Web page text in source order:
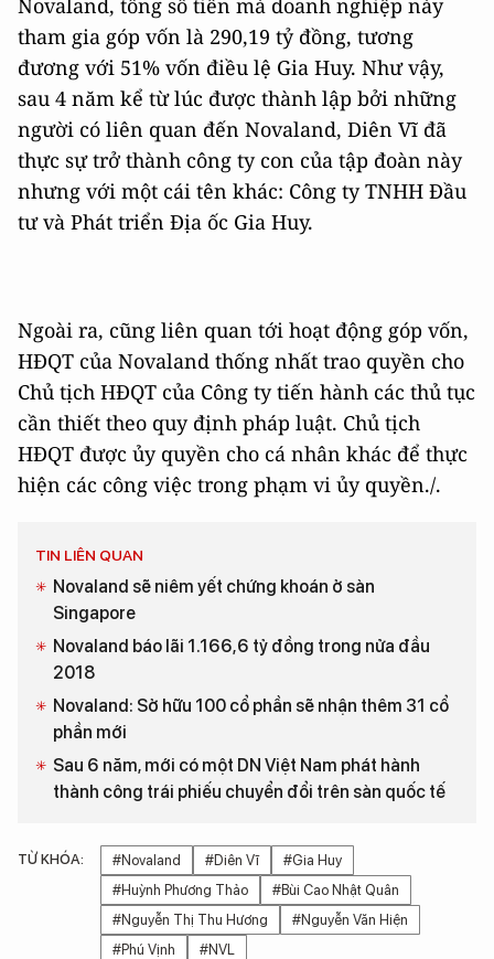
tham gia góp vốn là 290,19 tỷ đồng, tương
đương với 51% vốn điều lệ Gia Huy. Như vậy,
sau 4 năm kể từ lúc được thành lập bởi những
người có liên quan đến Novaland, Diên Vĩ đã
thực sự trở thành công ty con của tập đoàn này
nhưng với một cái tên khác: Công ty TNHH Đầu
tư và Phát triển Địa ốc Gia Huy.
Ngoài ra, cũng liên quan tới hoạt động góp vốn,
HĐQT của Novaland thống nhất trao quyền cho
Chủ tịch HĐQT của Công ty tiến hành các thủ tục
cần thiết theo quy định pháp luật. Chủ tịch
HĐQT được ủy quyền cho cá nhân khác để thực
hiện các công việc trong phạm vi ủy quyền./.
TIN LIÊN QUAN
Novaland sẽ niêm yết chứng khoán ở sàn
Singapore
Novaland báo lãi 1.166,6 tỷ đồng trong nửa đầu
2018
Novaland: Sở hữu 100 cổ phần sẽ nhận thêm 31 cổ
phần mới
Sau 6 năm, mới có một DN Việt Nam phát hành
thành công trái phiếu chuyển đổi trên sàn quốc tế
TỪ KHÓA: #Novaland #Diên Vĩ
#Gia Huy
#Huỳnh Phương Thảo
#Bùi Cao Nhật Quân
#Nguyễn Thị Thu Hương
#Nguyễn Văn Hiện
#Phú Vịnh
#NVL